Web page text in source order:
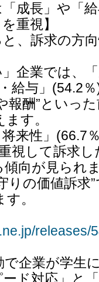
「成長」や「
重視】
、訴求の方
企業では、
給与」(54.2
報酬”といっ
す。
来性」(66.7
視して訴求
傾向が見られ
りの価値訴求
。
releases/
で企業が学生
ード対応」と